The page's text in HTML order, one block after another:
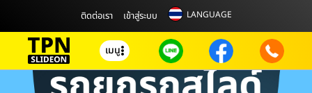
ติดต่อเรา เข้าสู่ระบบ LANGUAGE
เมนู